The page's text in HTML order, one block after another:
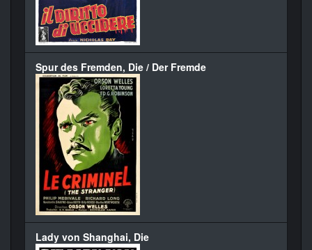
Spur des Fremden, Die / Der Fremde
Lady von Shanghai, Die